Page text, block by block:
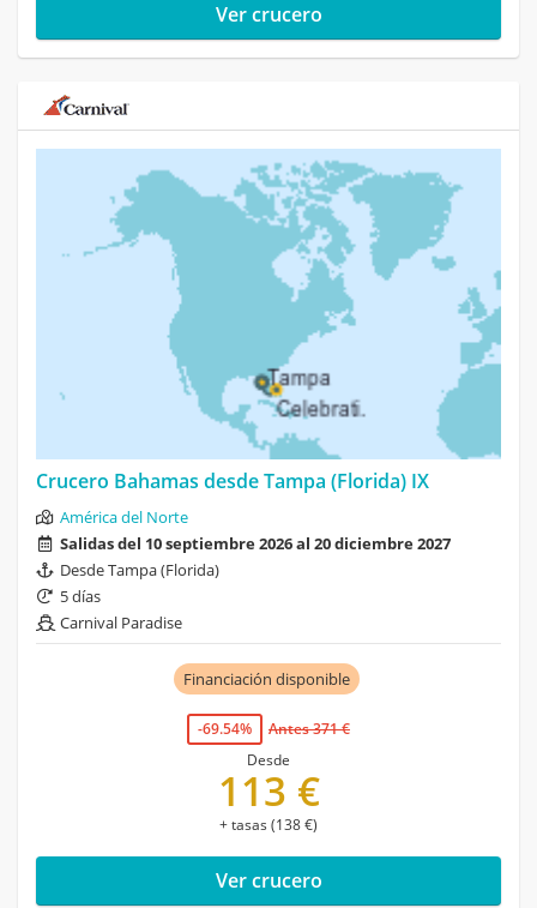
Ver crucero
Crucero Bahamas desde Tampa (Florida) IX
América del Norte
Salidas del 10 septiembre 2026 al 20 diciembre 2027
Desde Tampa (Florida)
5 días
Carnival Paradise
Financiación disponible
-69.54%
Antes 371 €
Desde
113 €
+ tasas (138 €)
Ver crucero